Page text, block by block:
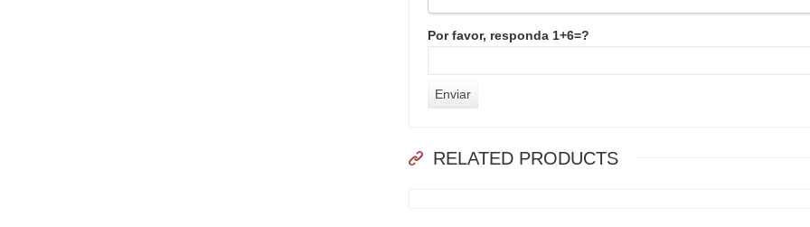
Por favor, responda 1+6=?
RELATED PRODUCTS